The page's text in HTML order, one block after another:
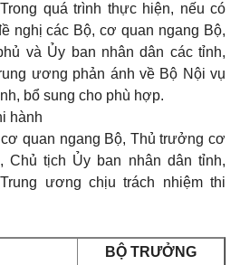
quá trình thực hiện, nếu có
nghị các Bộ, cơ quan ngang Bộ,
và Ủy ban nhân dân các tỉnh,
ương phản ánh về Bộ Nội vụ
bổ sung cho phù hợp.
hành
quan ngang Bộ, Thủ trưởng cơ
Chủ tịch Ủy ban nhân dân tỉnh,
ương chịu trách nhiệm thi
BỘ TRƯỞNG